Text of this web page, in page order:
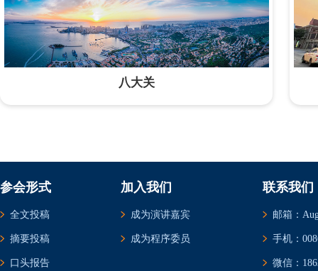
八大关
参会形式
全文投稿
摘要投稿
口头报告
加入我们
成为演讲嘉宾
成为程序委员
联系我们
邮箱：
手机：
微信：